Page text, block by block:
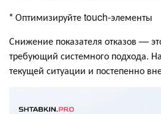
* Оптимизируйте touch-элементы
Снижение показателя отказов —
требующий системного подхода.
текущей ситуации и постепенно